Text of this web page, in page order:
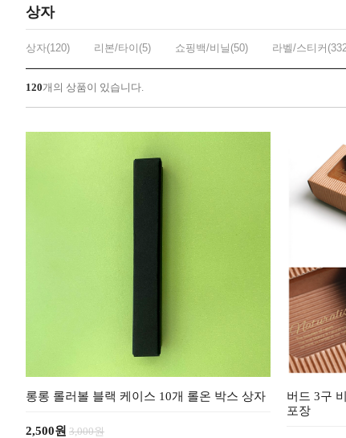
상자
상자(120) 리본/타이(5) 쇼핑백/비닐(50) 라벨/스티커
120개의 상품이 있습니다.
롱롱 롤러볼 블랙 케이스 10개 롤온 박스 상자
2,500원 3,000원
버드 3구
포장